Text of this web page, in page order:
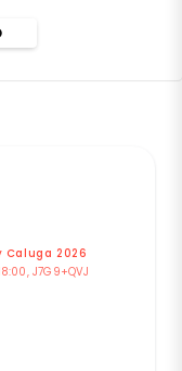
Caluga 2026
J7G9+QVJ